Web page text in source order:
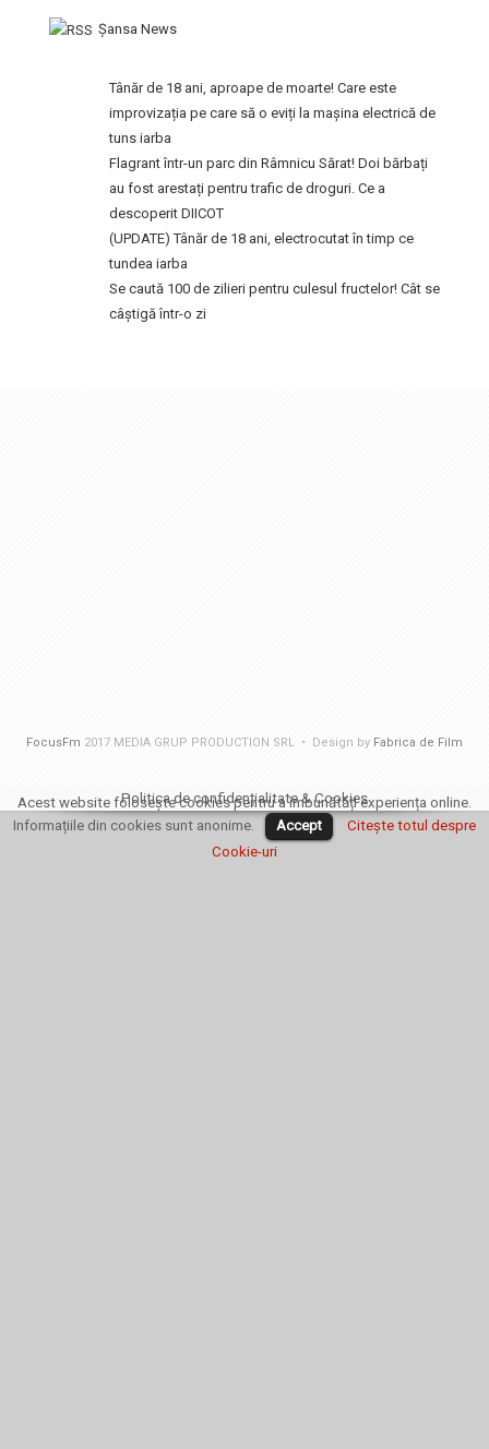
Şansa News
Tânăr de 18 ani, aproape de moarte! Care este
improvizația pe care să o eviți la mașina electrică de
tuns iarba
Flagrant într-un parc din Râmnicu Sărat! Doi bărbați
au fost arestați pentru trafic de droguri. Ce a
descoperit DIICOT
(UPDATE) Tânăr de 18 ani, electrocutat în timp ce
tundea iarba
Se caută 100 de zilieri pentru culesul fructelor! Cât se
câștigă într-o zi
FocusFm 2017 MEDIA GRUP PRODUCTION SRL • Design by Fabrica de Film
Acest website folosește cookies pentru a îmbunătăți experiența online.
Informațiile din cookies sunt anonime.
Accept
Citește totul despre
Cookie-uri
Politica de confidențialitate & Cookies